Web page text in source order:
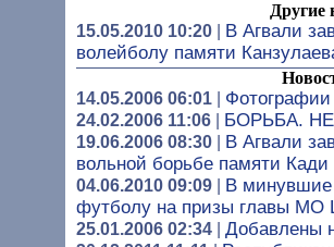
Другие
15.05.2010 10:20
В Агвали
волейболу памяти
14.05.2006 06:01
24.02.2006 11:06 БОРЬБА.
19.06.2006 08:30
В Агвали
вольной борьбе памяти Кади
04.06.2010 09:09
В минувшие
футболу на призы главы МО
25.01.2006 02:34 Добавлены